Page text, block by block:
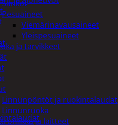
Sankot
Pesuaineet
Viemärinavausaineet
Yleispesuaineet
ja tarvikkeet
Linnunpöntöt ja ruokintalaudat
Linnunruoka
ja laitteet